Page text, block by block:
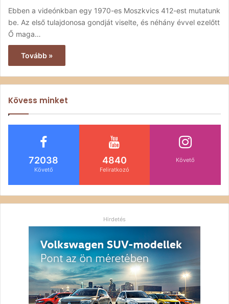
Ebben a videónkban egy 1970-es Moszkvics 412-est mutatunk
be. Az első tulajdonosa gondját viselte, és néhány évvel ezelőtt
Ő maga…
Tovább »
Kövess minket
72038
Követő
4840
Feliratkozó
Követő
Hirdetés